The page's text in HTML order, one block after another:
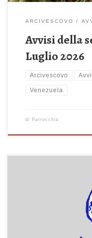
ARCIVESCOVO
Avvisi della
Luglio 2026
Arcivescovo
Venezuela
di Parrocchia
SCUOLA DI
Comunità sarà sul
della pretesa cristiana
CONSIGLIATI PER
GRUPPETTI DI